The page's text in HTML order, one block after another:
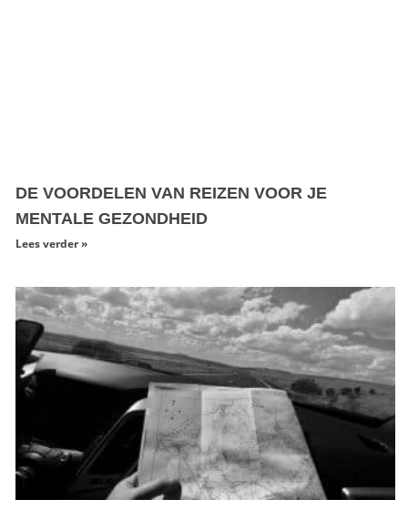
DE VOORDELEN VAN REIZEN VOOR JE
MENTALE GEZONDHEID
Lees verder »